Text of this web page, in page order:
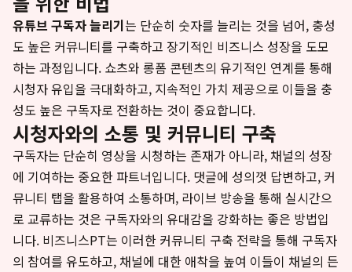
유튜브 구독자 늘리기는 단순히 숫자를 늘리는 것을 넘어, 충성
도 높은 커뮤니티를 구축하고 장기적인 비즈니스 성장을 도모
하는 과정입니다. 쇼츠와 롱폼 콘텐츠의 유기적인 연계를 통해
시청자 유입을 극대화하고, 지속적인 가치 제공으로 이들을 충
성도 높은 구독자로 전환하는 것이 중요합니다.
시청자와의 소통 및 커뮤니티 구축
구독자는 단순히 영상을 시청하는 존재가 아니라, 채널의 성장
에 기여하는 중요한 파트너입니다. 댓글에 성의껏 답변하고, 커
뮤니티 탭을 활용하여 소통하며, 라이브 방송을 통해 실시간으
로 교류하는 것은 구독자와의 유대감을 강화하는 좋은 방법입
니다. 비즈니스PT는 이러한 커뮤니티 구축 전략을 통해 구독자
의 참여를 유도하고, 채널에 대한 애착을 높여 이들이 채널의 든